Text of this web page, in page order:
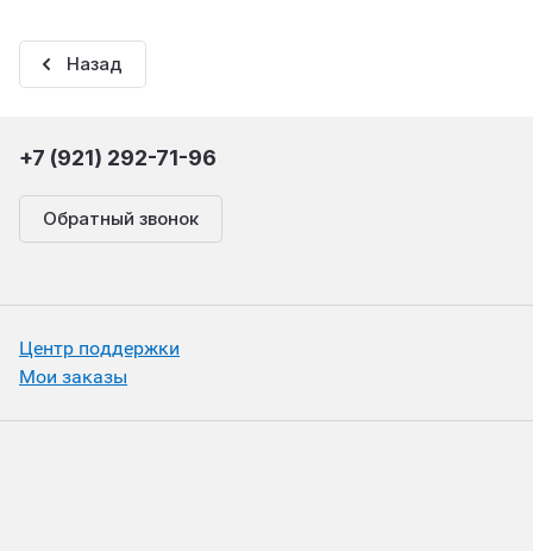
Назад
+7 (921) 292-71-96
Обратный звонок
Центр поддержки
Мои заказы